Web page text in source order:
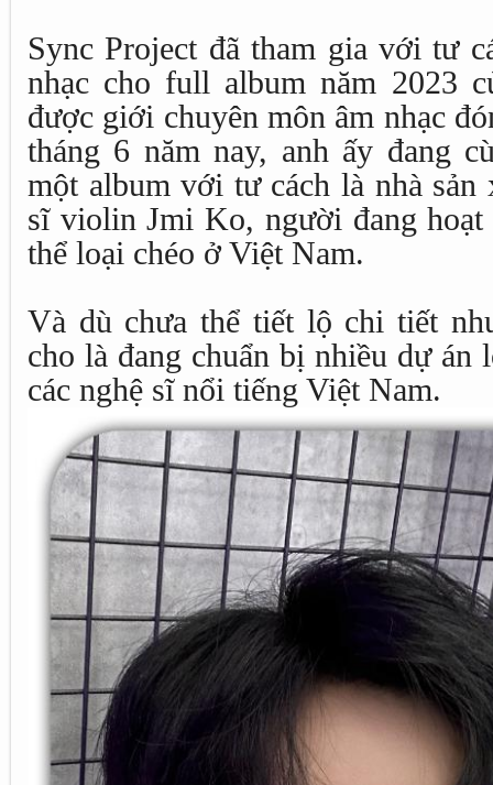
Sync Project đã tham gia với tư
nhạc cho full album năm 2023
được giới chuyên môn âm nhạc
tháng 6 năm nay, anh ấy đang
một album với tư cách là nhà sản
sĩ violin Jmi Ko, người đang hoạt
thể loại chéo ở Việt Nam.
Và dù chưa thể tiết lộ chi tiết
cho là đang chuẩn bị nhiều dự án
các nghệ sĩ nổi tiếng Việt Nam.